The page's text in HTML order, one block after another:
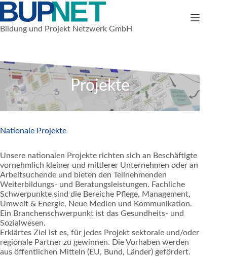
Zum
Inhalt
springen
Bildung und Projekt Netzwerk GmbH
Projekte
Nationale Projekte
Unsere nationalen Projekte richten sich an Beschäftigte
vornehmlich kleiner und mittlerer Unternehmen oder an
Arbeitsuchende und bieten den Teilnehmenden
Weiterbildungs- und Beratungsleistungen. Fachliche
Schwerpunkte sind die Bereiche Pflege, Management,
Umwelt & Energie, Neue Medien und Kommunikation.
Ein Branchenschwerpunkt ist das Gesundheits- und
Sozialwesen.
Erklärtes Ziel ist es, für jedes Projekt sektorale und/oder
regionale Partner zu gewinnen. Die Vorhaben werden
aus öffentlichen Mitteln (EU, Bund, Länder) gefördert.